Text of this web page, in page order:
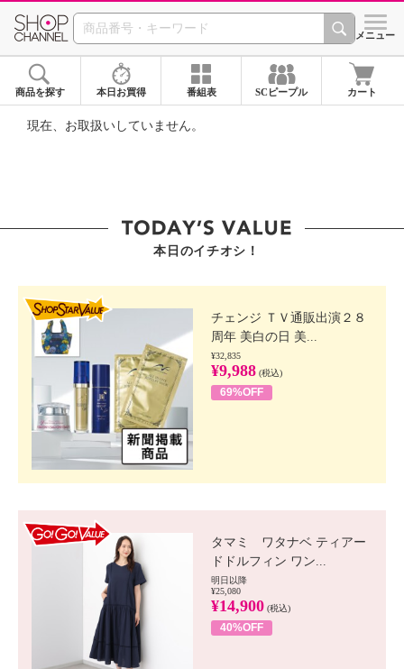
SHOP CHANNEL ショッ
メニュー
商品を探す 本日お買得 番組表 SCピープル カート
現在、お取扱いしていません。
本日のイチオシ！
チェンジ ＴＶ通販出演２８
周年 美白の日 美...
¥32,835
¥9,988 (税込)
69%OFF
タマミ ワタナベ ティアー
ドドルフィン ワン...
明日以降
¥25,080
¥14,900 (税込)
40%OFF